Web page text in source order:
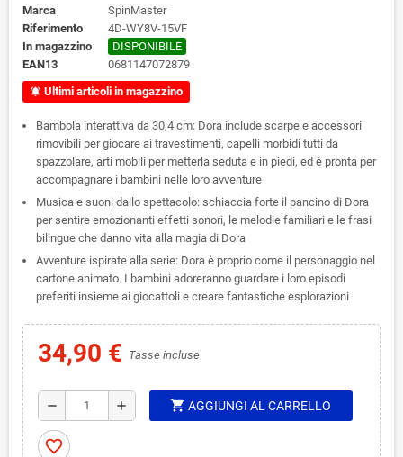
Marca
SpinMaster
Riferimento
4D-WY8V-15VF
In magazzino
DISPONIBILE
EAN13
0681147072879
notifications_active Ultimi articoli in magazzino
Bambola interattiva da 30,4 cm: Dora include scarpe e accessori
rimovibili per giocare ai travestimenti, capelli morbidi tutti da
spazzolare, arti mobili per metterla seduta e in piedi, ed è pronta per
accompagnare i bambini nelle loro avventure
Musica e suoni dallo spettacolo: schiaccia forte il pancino di Dora
per sentire emozionanti effetti sonori, le melodie familiari e le frasi
bilingue che danno vita alla magia di Dora
Avventure ispirate alla serie: Dora è proprio come il personaggio nel
cartone animato. I bambini adoreranno guardare i loro episodi
preferiti insieme ai giocattoli e creare fantastiche esplorazioni
34,90 € Tasse incluse
remove add shopping_cart AGGIUNGI AL CARRELLO
favorite_border